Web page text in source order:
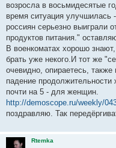
возросла в восьмидесятые
время ситуация
россиян серьезно выиграли
продуктов питания."
В военкоматах хорошо
брать уже некого.И тот же
очевидно, опираетесь,
падение
почти на 5 - для женщин.
http://demoscope.ru/weekly/
поздравляю. Так
Rtemka